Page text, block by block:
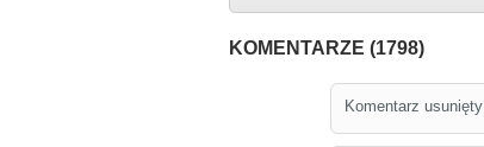
KOMENTARZE (1798)
Komentarz usunięty